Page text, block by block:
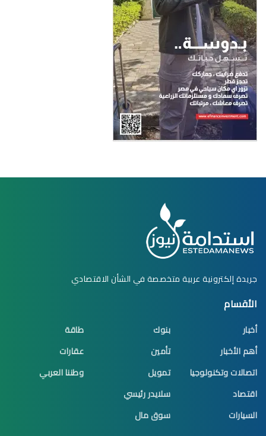
جريدة إلكترونية عربية متخصصة في الشأن الاقتصادي
الأقسام
أخبار
أهم الأخبار
اتصالات وتكنولوجيا
اقتصاد
السيارات
بنوك
تأمين
تمويل
سلايدر رئيسي
سوق مال
طاقة
عقارات
وطننا العربي